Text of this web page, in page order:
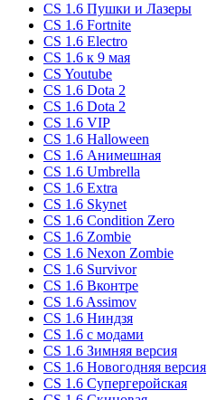
CS 1.6 Пушки и Лазеры
CS 1.6 Fortnite
CS 1.6 Electro
CS 1.6 к 9 мая
CS Youtube
CS 1.6 Dota 2
CS 1.6 Dota 2
CS 1.6 VIP
CS 1.6 Halloween
CS 1.6 Анимешная
CS 1.6 Umbrella
CS 1.6 Extra
CS 1.6 Skynet
CS 1.6 Condition Zero
CS 1.6 Zombie
CS 1.6 Nexon Zombie
CS 1.6 Survivor
CS 1.6 Вконтре
CS 1.6 Assimov
CS 1.6 Ниндзя
CS 1.6 с модами
CS 1.6 Зимняя версия
CS 1.6 Новогодняя версия
CS 1.6 Супергеройская